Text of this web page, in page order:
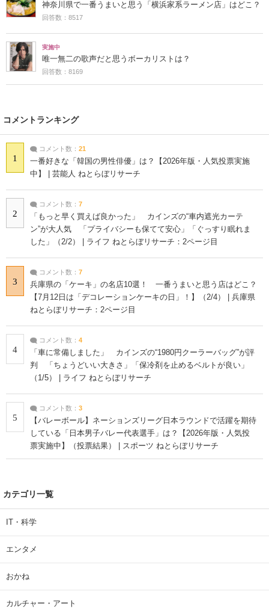
神奈川県で一番うまいと思う「横浜家系ラーメン店」はどこ？
回答数：8517
実施中
唯一無二の歌声だと思うボーカリストは？
回答数：8169
コメントランキング
1
コメント数： 21
一番好きな「韓国の男性俳優」は？【2026年版・人気投票実施
中】 | 芸能人 ねとらぼリサーチ
2
コメント数： 7
「もっと早く買えば良かった」 カインズの“車内遮光カーテ
ン”が大人気 「プライバシーも保てて安心」「ぐっすり眠れま
した」（2/2） | ライフ ねとらぼリサーチ：2ページ目
3
コメント数： 7
兵庫県の「ケーキ」の名店10選！ 一番うまいと思う店はどこ？
【7月12日は「デコレーションケーキの日」！】（2/4） | 兵庫県
ねとらぼリサーチ：2ページ目
4
コメント数： 4
「車に常備しました」 カインズの“1980円クーラーバッグ”が評
判 「ちょうどいい大きさ」「保冷剤を止めるベルトが良い」
（1/5） | ライフ ねとらぼリサーチ
5
コメント数： 3
【バレーボール】ネーションズリーグ日本ラウンドで活躍を期待
している「日本男子バレー代表選手」は？【2026年版・人気投
票実施中】（投票結果） | スポーツ ねとらぼリサーチ
カテゴリ一覧
IT・科学
エンタメ
おかね
カルチャー・アート